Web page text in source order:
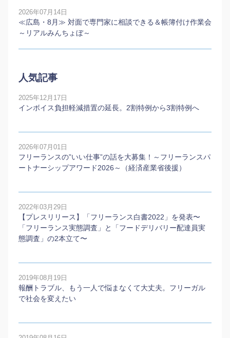
2026年07月14日
≪広島・8月≫ 対面で専門家に相談できる＆帳簿付け作業会
～リアルみんちょぼ～
人気記事
2025年12月17日
インボイス負担軽減措置の延長。2割特例から3割特例へ
2026年07月01日
フリーランスの”いい仕事”の話を大募集！～フリーランスパ
ートナーシップアワード2026～（経済産業省後援）
2022年03月29日
【プレスリリース】「フリーランス白書2022」を発表〜
「フリーランス実態調査」と「フードデリバリー配達員実
態調査」の2本⽴て〜
2019年08月19日
報酬トラブル、もう一人で悩まなくて大丈夫。フリーガル
で社会を変えたい